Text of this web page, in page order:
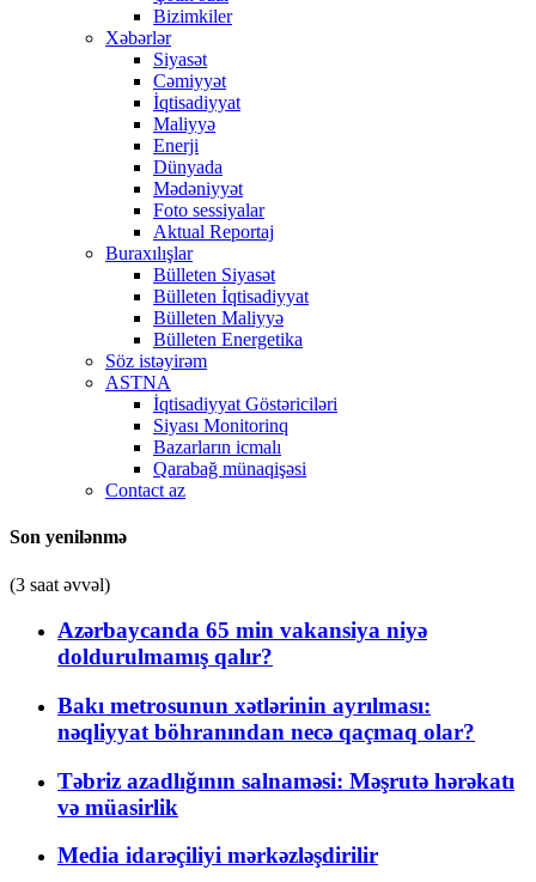
Bizimkiler
Xəbərlər
Siyasət
Cəmiyyət
İqtisadiyyat
Maliyyə
Enerji
Dünyada
Mədəniyyət
Foto sessiyalar
Aktual Reportaj
Buraxılışlar
Bülleten Siyasət
Bülleten İqtisadiyyat
Bülleten Maliyyə
Bülleten Energetika
Söz istəyirəm
ASTNA
İqtisadiyyat Göstəriciləri
Siyası Monitorinq
Bazarların icmalı
Qarabağ münaqişəsi
Contact az
Son yenilənmə
(3 saat əvvəl)
Azərbaycanda 65 min vakansiya niyə
doldurulmamış qalır?
Bakı metrosunun xətlərinin ayrılması:
nəqliyyat böhranından necə qaçmaq olar?
Təbriz azadlığının salnaməsi: Məşrutə hərəkatı
və müasirlik
Media idarəçiliyi mərkəzləşdirilir